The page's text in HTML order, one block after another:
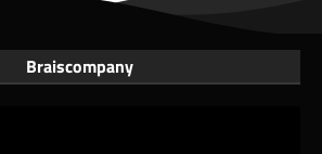
Braiscompany